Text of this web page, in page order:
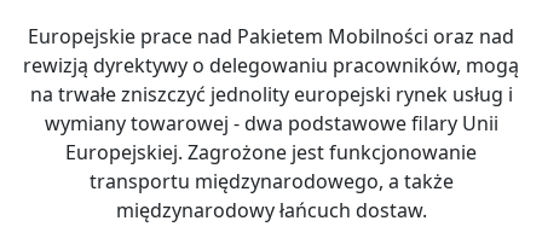
Europejskie prace nad Pakietem Mobilności oraz nad
rewizją dyrektywy o delegowaniu pracowników, mogą
na trwałe zniszczyć jednolity europejski rynek usług i
wymiany towarowej - dwa podstawowe filary Unii
Europejskiej. Zagrożone jest funkcjonowanie
transportu międzynarodowego, a także
międzynarodowy łańcuch dostaw.